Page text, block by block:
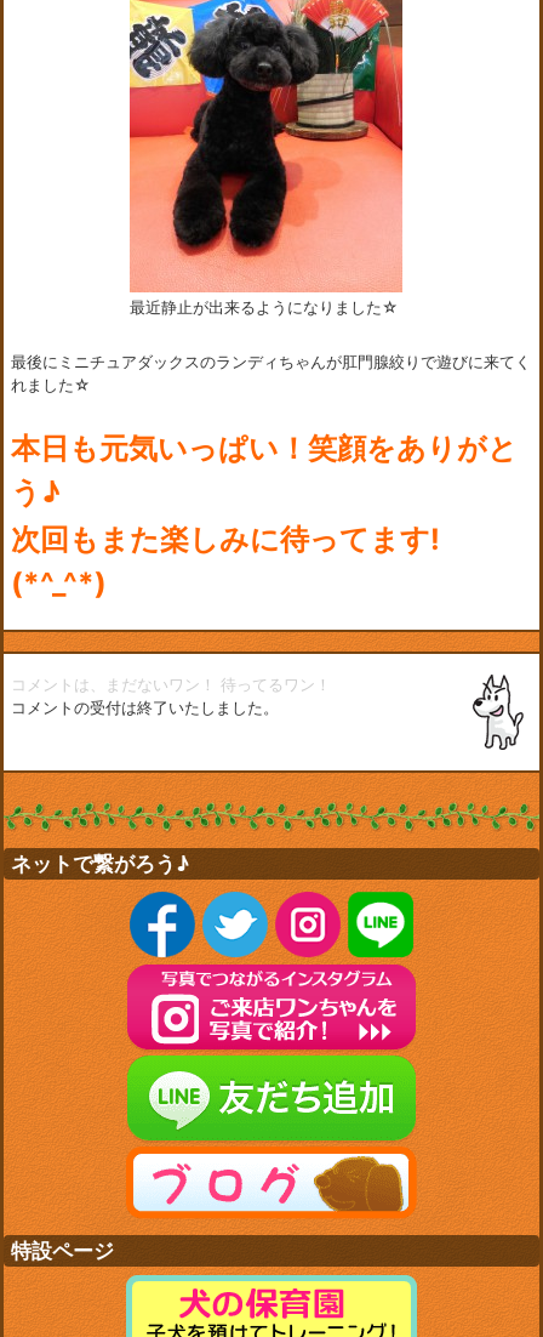
最近静止が出来るようになりました☆
最後にミニチュアダックスのランディちゃんが肛門腺絞りで遊びに来てく
れました☆
本日も元気いっぱい！笑顔をありがと
う♪
次回もまた楽しみに待ってます!
(*^_^*)
コメントは、まだないワン！待ってるワン！
コメントの受付は終了いたしました。
ネットで繋がろう♪
特設ページ